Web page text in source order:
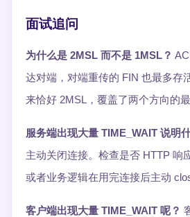
面试追问
为什么是 2MSL 而不是 1MSL？
达对端，对端重传的 FIN 也最多存
来恰好 2MSL，覆盖了两个方向的最
服务端出现大量 TIME_WAIT 说明
主动关闭连接。检查是否 HTTP 响
或者业务逻辑在用完连接后主动
客户端出现大量 TIME_WAIT 呢？